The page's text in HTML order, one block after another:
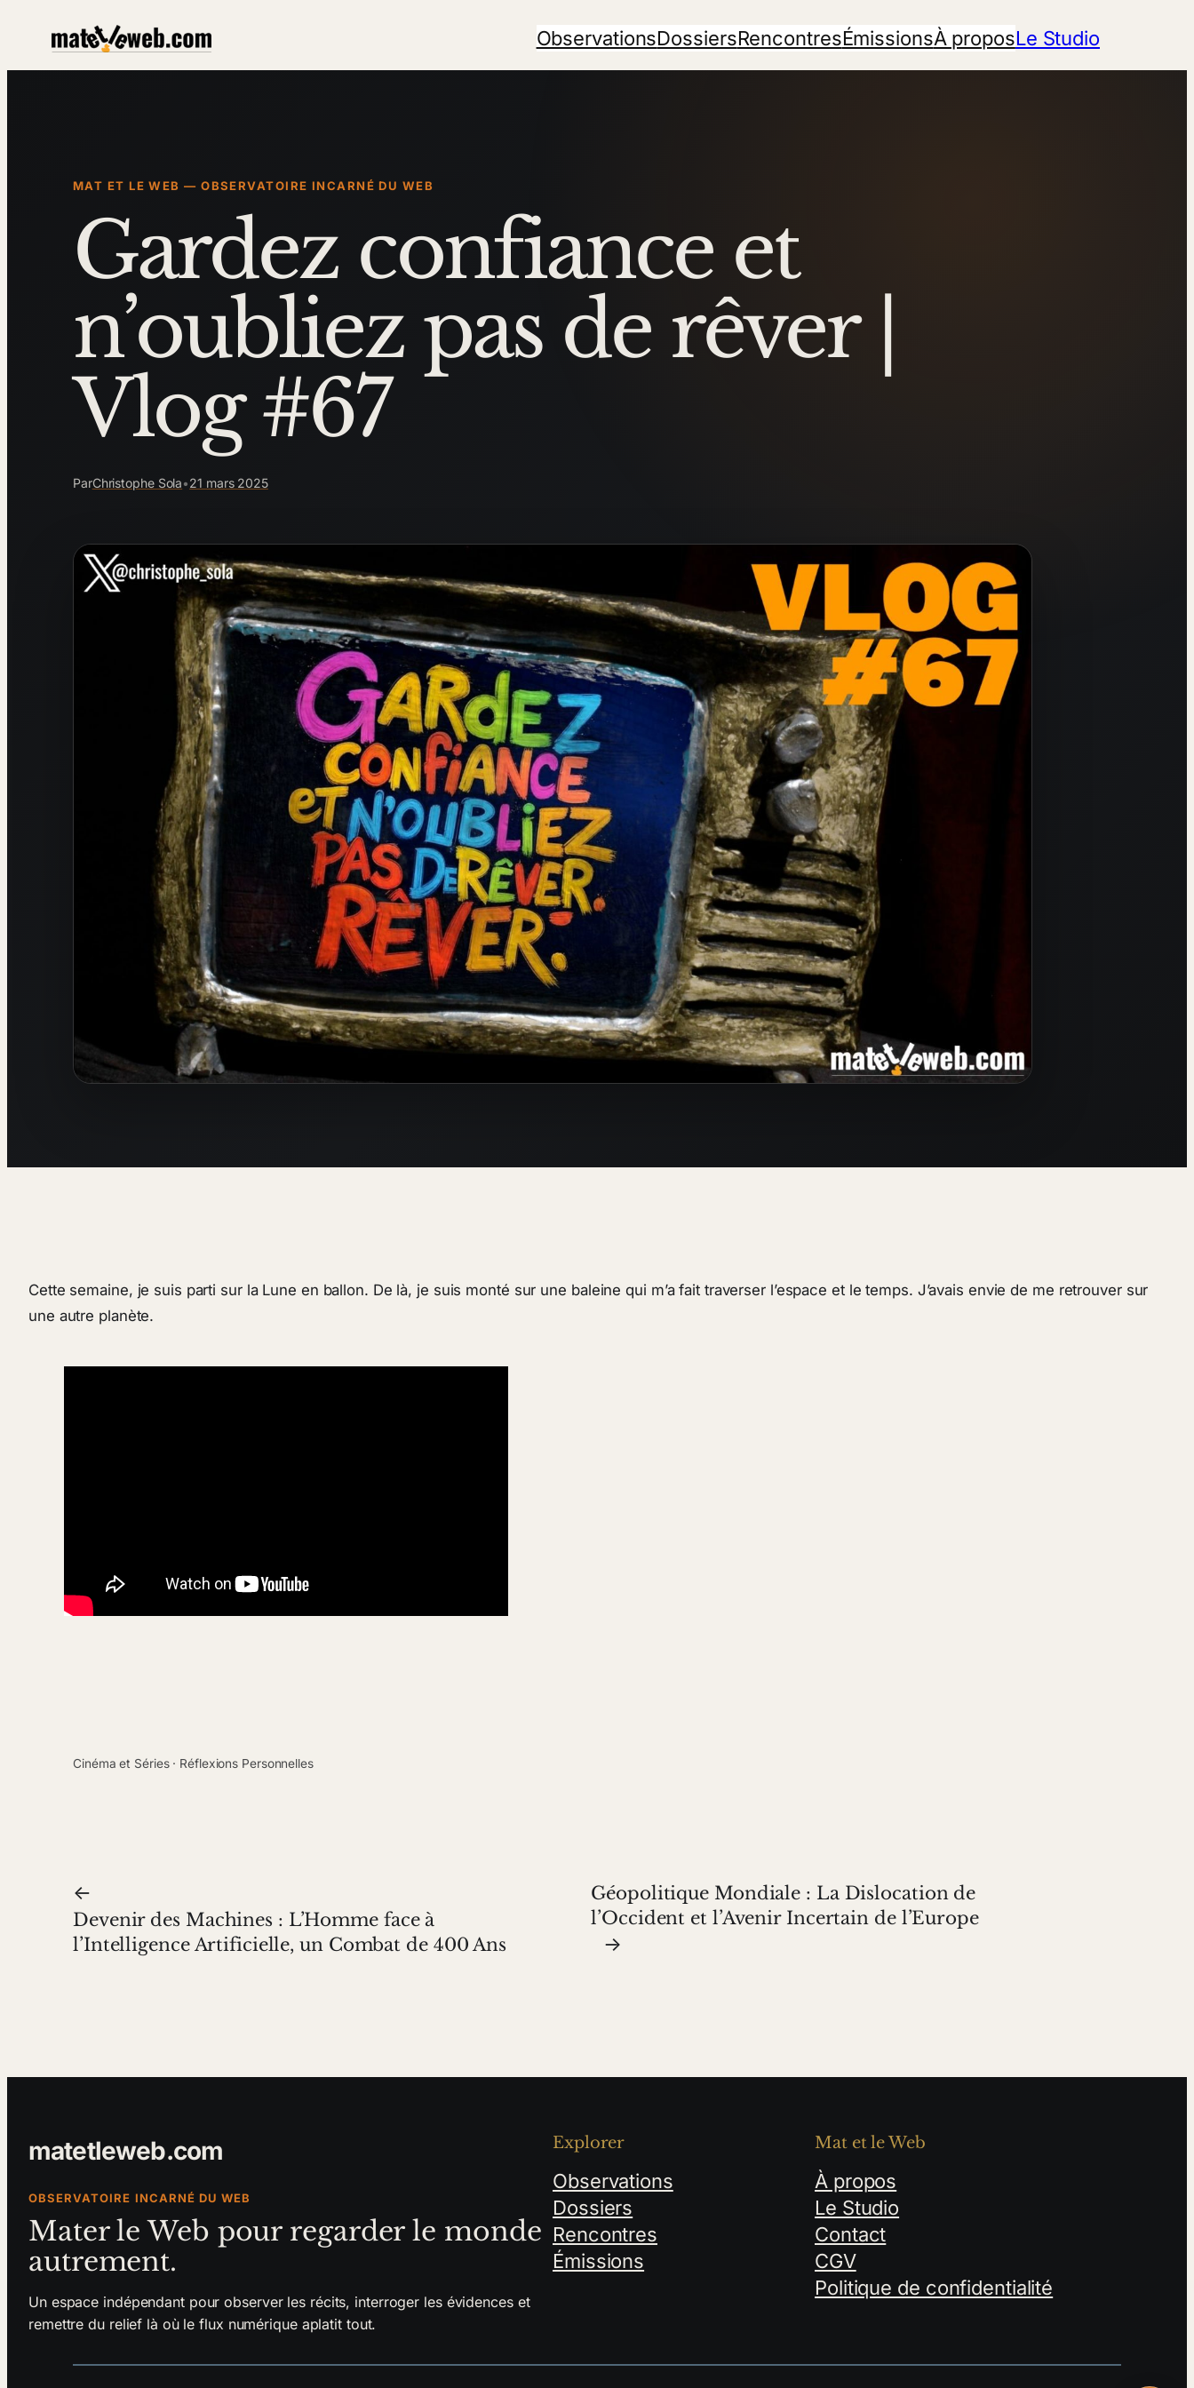
contenu
ObservationsDossiersRencontresÉmissionsÀ proposLe Studio
MAT ET LE WEB — OBSERVATOIRE INCARNÉ DU WEB
Gardez confiance et
n’oubliez pas de rêver |
Vlog #67
ParChristophe Sola•21 mars 2025
Cette semaine, je suis parti sur la Lune en ballon. De là, je suis monté sur une baleine qui m’a fait traverser l’espace et le temps. J’avais envie de me retrouver sur
une autre planète.
Cinéma et Séries · Réflexions Personnelles
←
Devenir des Machines : L’Homme face à
l’Intelligence Artificielle, un Combat de 400 Ans
Géopolitique Mondiale : La Dislocation de
l’Occident et l’Avenir Incertain de l’Europe
→
matetleweb.com
OBSERVATOIRE INCARNÉ DU WEB
Mater le Web pour regarder le monde
autrement.
Un espace indépendant pour observer les récits, interroger les évidences et
remettre du relief là où le flux numérique aplatit tout.
Explorer
Observations
Dossiers
Rencontres
Émissions
Mat et le Web
À propos
Le Studio
Contact
CGV
Politique de confidentialité